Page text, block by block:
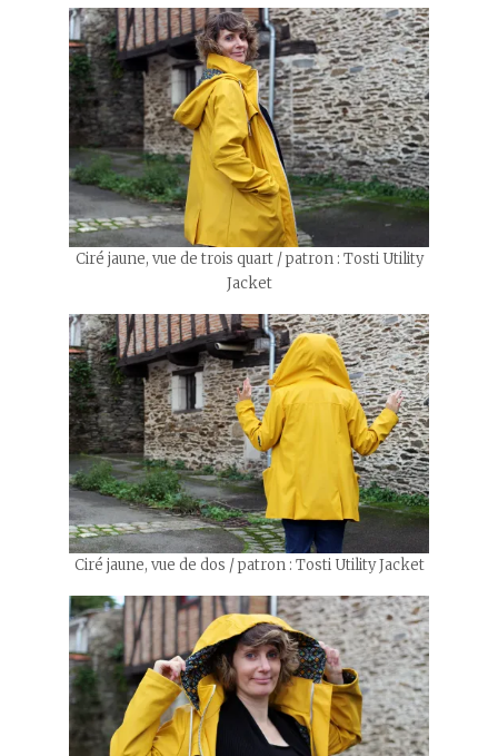
Ciré jaune, vue de trois quart / patron : Tosti Utility
Jacket
Ciré jaune, vue de dos / patron : Tosti Utility Jacket